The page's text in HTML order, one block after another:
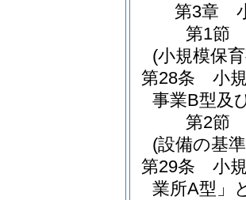
第3章
第1節
(小規模保
第28条
小
事業B型及
第2節
(設備の基
第29条
小
業所A型」